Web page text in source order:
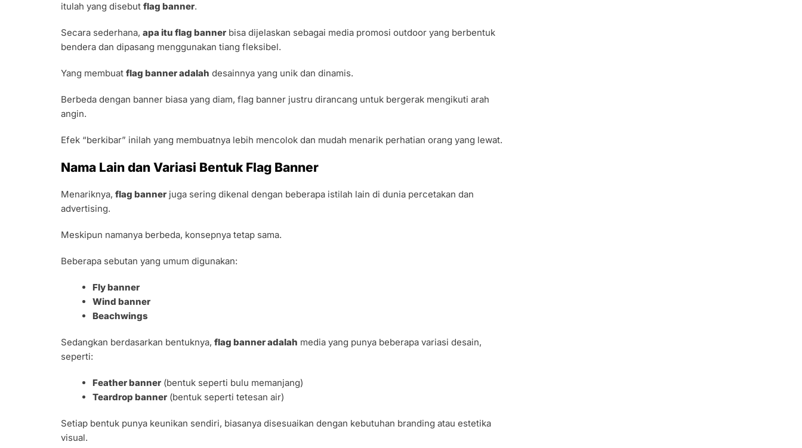
itulah yang disebut flag banner.
Secara sederhana, apa itu flag banner bisa dijelaskan sebagai media promosi outdoor yang berbentuk
bendera dan dipasang menggunakan tiang fleksibel.
Yang membuat flag banner adalah desainnya yang unik dan dinamis.
Berbeda dengan banner biasa yang diam, flag banner justru dirancang untuk bergerak mengikuti arah
angin.
Efek “berkibar” inilah yang membuatnya lebih mencolok dan mudah menarik perhatian orang yang lewat.
Nama Lain dan Variasi Bentuk Flag Banner
Menariknya, flag banner juga sering dikenal dengan beberapa istilah lain di dunia percetakan dan
advertising.
Meskipun namanya berbeda, konsepnya tetap sama.
Beberapa sebutan yang umum digunakan:
Fly banner
Wind banner
Beachwings
Sedangkan berdasarkan bentuknya, flag banner adalah media yang punya beberapa variasi desain,
seperti:
Feather banner (bentuk seperti bulu memanjang)
Teardrop banner (bentuk seperti tetesan air)
Setiap bentuk punya keunikan sendiri, biasanya disesuaikan dengan kebutuhan branding atau estetika
visual.